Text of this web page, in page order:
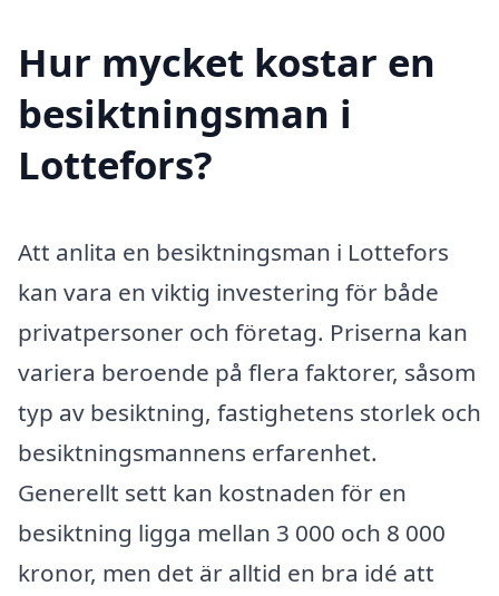
Hur mycket kostar en
besiktningsman i
Lottefors?
Att anlita en besiktningsman i Lottefors
kan vara en viktig investering för både
privatpersoner och företag. Priserna kan
variera beroende på flera faktorer, såsom
typ av besiktning, fastighetens storlek och
besiktningsmannens erfarenhet.
Generellt sett kan kostnaden för en
besiktning ligga mellan 3 000 och 8 000
kronor, men det är alltid en bra idé att